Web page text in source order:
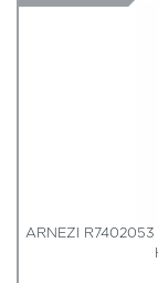
ARNEZI